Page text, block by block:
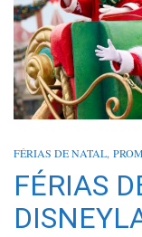
FÉRIAS DE NATAL,
FÉRIAS